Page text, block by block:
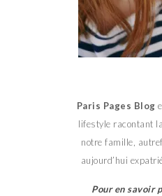
Paris Pages Blog
lifestyle racontant
notre famille,
aujourd’hui
Pour en savoir